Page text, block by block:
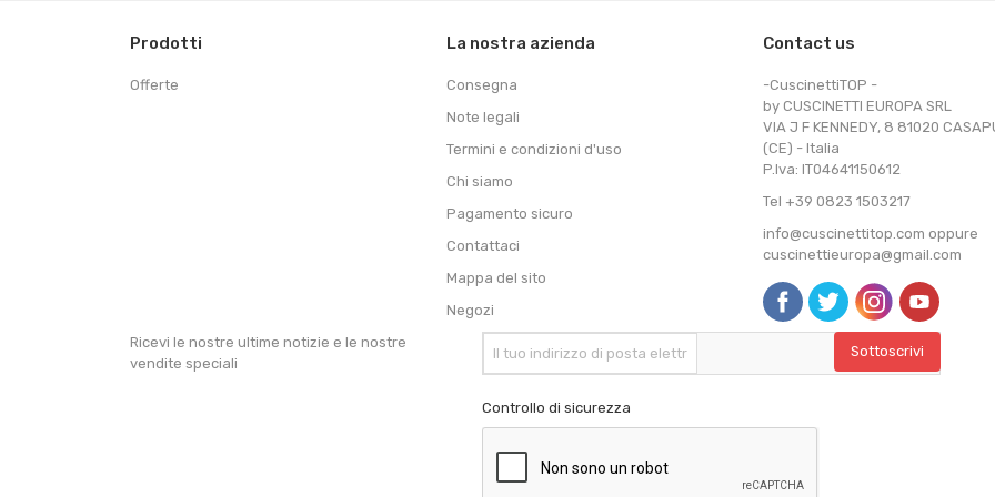
Prodotti
Offerte
La nostra azienda
Consegna
Note legali
Termini e condizioni d'uso
Chi siamo
Pagamento sicuro
Contattaci
Mappa del sito
Negozi
Contact us
-CuscinettiTOP -
by CUSCINETTI EUROPA SRL
VIA J F KENNEDY, 8 81020
(CE) - Italia
P.Iva: IT04641150612
Tel +39 0823 1503217
info@cuscinettitop.com oppure
cuscinettieuropa@gmail.com
Ricevi le nostre ultime notizie e le nostre
vendite speciali
Controllo di sicurezza